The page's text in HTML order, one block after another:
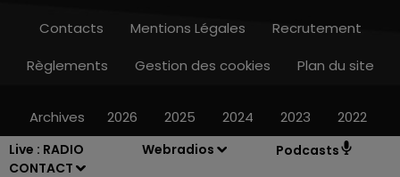
Live : RADIO
CONTACT
Webradios Podcasts
Contacts Mentions Légales
Recrutement
Règlements
Gestion des cookies Plan du site
Archives 2026 2025 2024 2023 2022